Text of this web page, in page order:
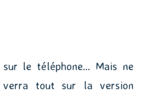
le téléphone… Mais ne
tout sur la version